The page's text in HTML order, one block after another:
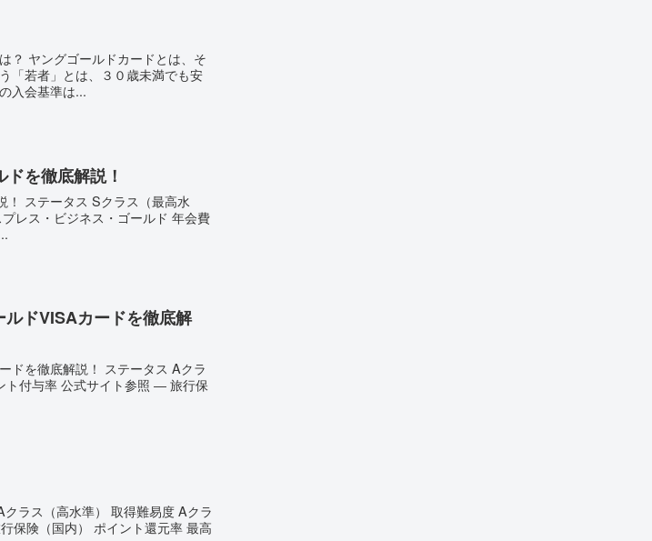
？ ヤングゴールドカードとは、そ
「若者」とは、３０歳未満でも安
入会基準は...
を徹底解説！
！ ステータス Sクラス（最高水
レス・ビジネス・ゴールド 年会費
ドVISAカードを徹底解
ドを徹底解説！ ステータス Aクラ
ト付与率 公式サイト参照 ― 旅行保
ラス（高水準） 取得難易度 Aクラ
保険（国内） ポイント還元率 最高